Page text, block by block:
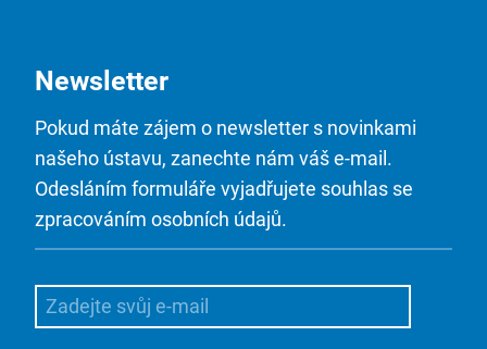
Newsletter
Pokud máte zájem o newsletter s novinkami
našeho ústavu, zanechte nám váš e-mail.
Odesláním formuláře vyjadřujete souhlas se
zpracováním osobních údajů.